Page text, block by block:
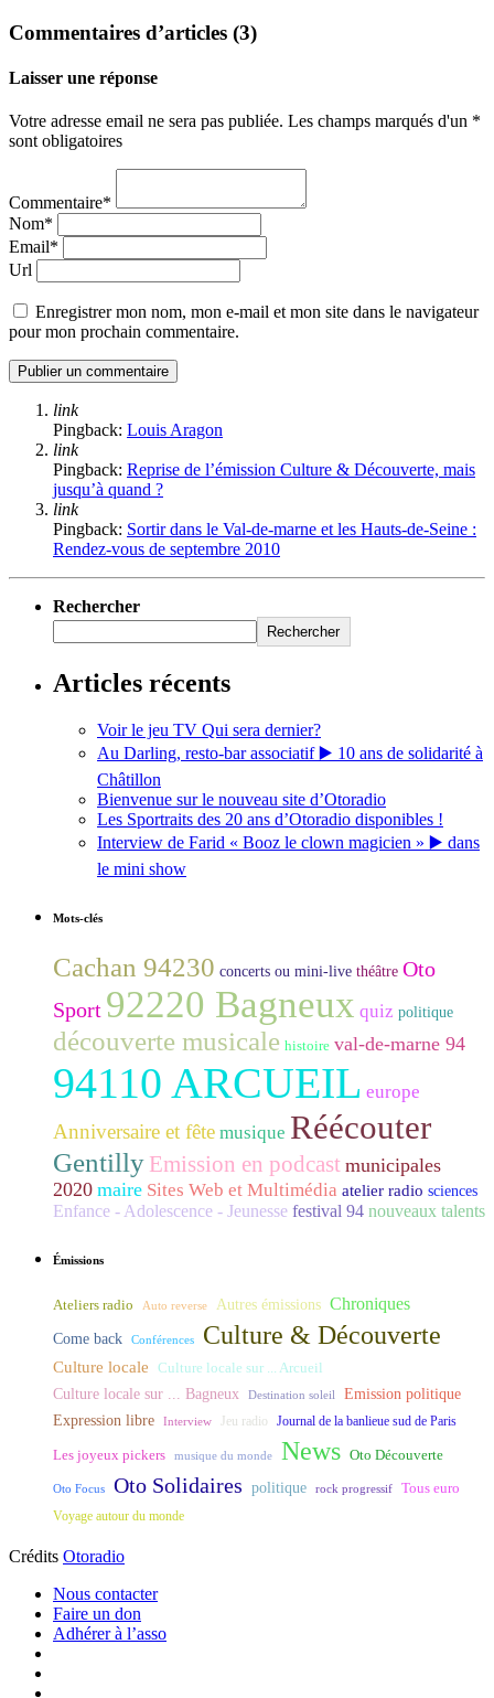
Commentaires d’articles (3)
Laisser une réponse
Votre adresse email ne sera pas publiée. Les champs marqués d'un *
sont obligatoires
Commentaire*
Nom*
Email*
Url
Enregistrer mon nom, mon e-mail et mon site dans le navigateur
pour mon prochain commentaire.
link
Pingback: Louis Aragon
link
Pingback: Reprise de l’émission Culture & Découverte, mais
jusqu’à quand ?
link
Pingback: Sortir dans le Val-de-marne et les Hauts-de-Seine :
Rendez-vous de septembre 2010
Rechercher
Rechercher
Articles récents
Voir le jeu TV Qui sera dernier?
Au Darling, resto-bar associatif ▶️ 10 ans de solidarité à
Châtillon
Bienvenue sur le nouveau site d’Otoradio
Les Sportraits des 20 ans d’Otoradio disponibles !
Interview de Farid « Booz le clown magicien » ▶️ dans
le mini show
Mots-clés
Cachan 94230 concerts ou mini-live théâtre Oto
Sport 92220 Bagneux quiz politique
découverte musicale histoire val-de-marne 94
94110 ARCUEIL europe
Anniversaire et fête musique Réécouter
Gentilly Emission en podcast municipales
2020 maire Sites Web et Multimédia atelier radio sciences
Enfance - Adolescence - Jeunesse festival 94 nouveaux talents
Émissions
Ateliers radio Auto reverse Autres émissions Chroniques
Come back Conférences Culture & Découverte
Culture locale Culture locale sur ... Arcueil
Culture locale sur ... Bagneux Destination soleil Emission politique
Expression libre Interview Jeu radio Journal de la banlieue sud de Paris
Les joyeux pickers musique du monde News Oto Découverte
Oto Focus Oto Solidaires politique rock progressif Tous euro
Voyage autour du monde
Crédits Otoradio
Nous contacter
Faire un don
Adhérer à l’asso